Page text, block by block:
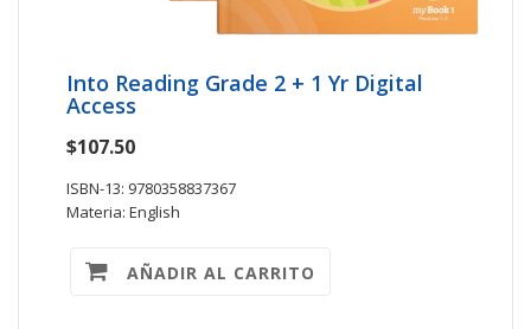
Into Reading Grade 2 + 1 Yr Digital
Access
$107.50
ISBN-13: 9780358837367
Materia: English
AÑADIR AL CARRITO